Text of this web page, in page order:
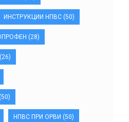
ИНСТРУКЦИИ НПВС (50)
(28)
(26)
(50)
НПВС ПРИ ОРВИ (50)